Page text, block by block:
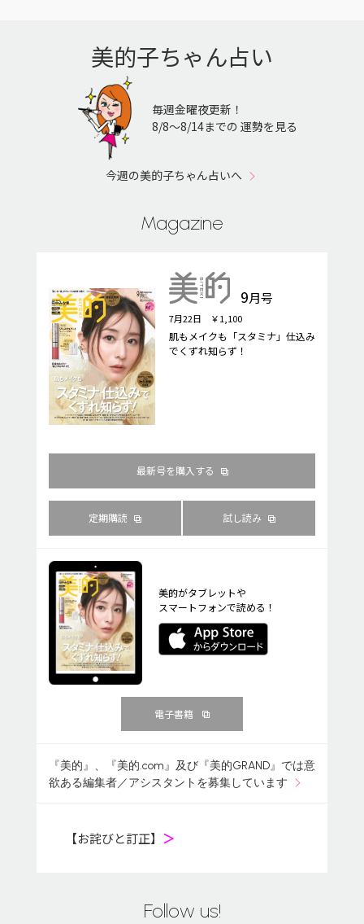
美的子ちゃん占い
毎週金曜夜更新！
8/8〜8/14までの 運勢を見る
今週の美的子ちゃん占いへ
Magazine
9月号
7月22日 ￥1,100
肌もメイクも「スタミナ」仕込み
でくずれ知らず！
最新号を購入する
定期購読 試し読み
美的がタブレットや
スマートフォンで読める！
電子書籍
『美的』、『美的.com』及び『美的GRAND』では意
欲ある編集者／アシスタントを募集しています
【お詫びと訂正】 ＞
Follow us!